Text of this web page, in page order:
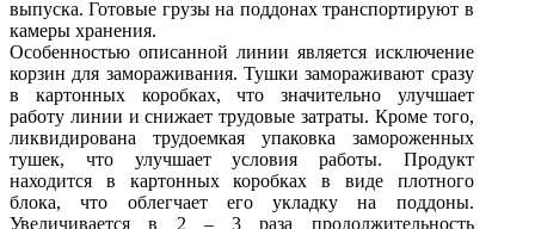
выпуска. Готовые грузы на поддонах транспортируют в
камеры хранения.
Особенностью описанной линии является исключение
корзин для замораживания. Тушки замораживают сразу
в картонных коробках, что значительно улучшает
работу линии и снижает трудовые затраты. Кроме того,
ликвидирована трудоемкая упаковка замороженных
тушек, что улучшает условия работы. Продукт
находится в картонных коробках в виде плотного
блока, что облегчает его укладку на поддоны.
Увеличивается в 2 – 3 раза продолжительность